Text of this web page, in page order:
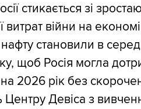
стикається зі
витрат війни на
становили в
щоб Росія могла
2026 рік без
Девіса з